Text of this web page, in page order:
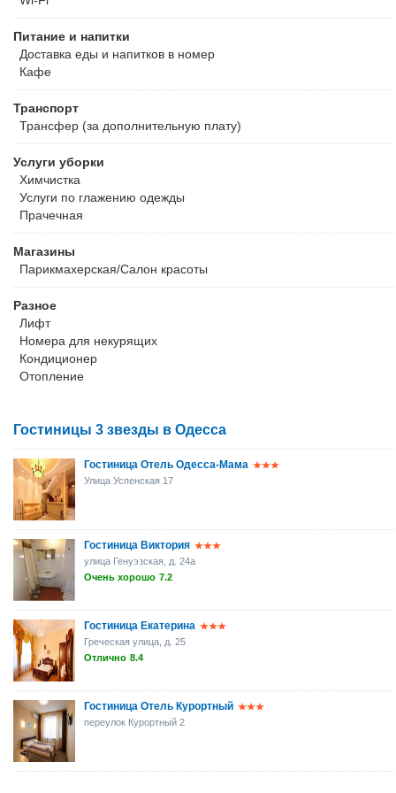
Питание и напитки
Доставка еды и напитков в номер
Кафе
Транспорт
Трансфер (за дополнительную плату)
Услуги уборки
Химчистка
Услуги по глажению одежды
Прачечная
Магазины
Парикмахерская/Салон красоты
Разное
Лифт
Номера для некурящих
Кондиционер
Отопление
Гостиницы 3 звезды в Одесса
Гостиница Отель Одесса-Мама
Улица Успенская 17
Гостиница Виктория
улица Генуэзская, д. 24а
Очень хорошо 7.2
Гостиница Екатерина
Греческая улица, д. 25
Отлично 8.4
Гостиница Отель Курортный
переулок Курортный 2